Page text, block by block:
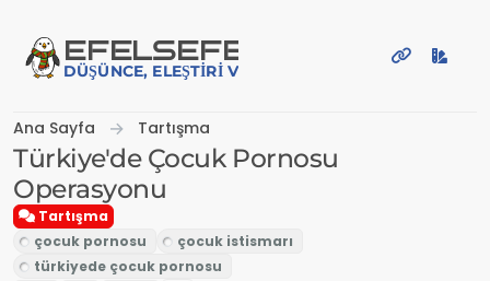
EFELSEFE
DÜŞÜNCE, ELEŞTIRI VE PAYLAŞIM PLATFORMU
Ana Sayfa Tartışma
Türkiye'de Çocuk Pornosu
Operasyonu
Tartışma